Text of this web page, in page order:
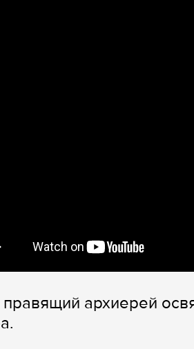
правящий архиерей